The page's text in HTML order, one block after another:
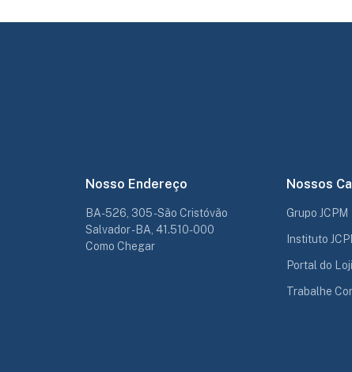
Nosso Endereço
BA-526, 305 - São Cristóvão
Salvador - BA, 41.510-000
Como Chegar
Nossos
Grupo JCPM
Instituto
Portal do
Trabalhe